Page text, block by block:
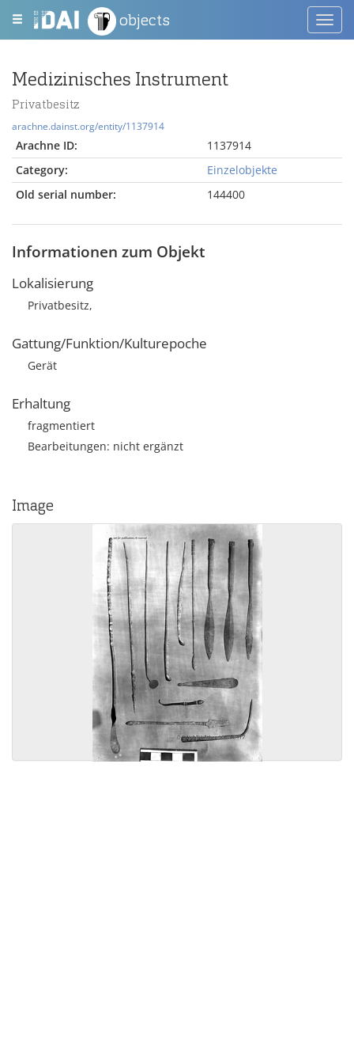
objects
Medizinisches Instrument
Privatbesitz
arachne.dainst.org/entity/1137914
Arachne ID:
1137914
Category:
Einzelobjekte
Old serial number:
144400
Informationen zum Objekt
Lokalisierung
Privatbesitz,
Gattung/Funktion/Kulturepoche
Gerät
Erhaltung
fragmentiert
Bearbeitungen: nicht ergänzt
Image